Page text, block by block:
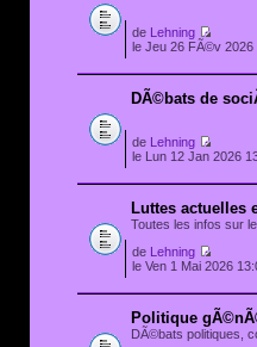
de
Lehning
le Jeu 26 FÃ©v 2026
DÃ©bats de
de
Lehning
le Lun 12 Jan 2026
Luttes actuelles
Toutes les infos sur
de
Lehning
le Ven 1 Mai 2026
Politique
DÃ©bats politiques,